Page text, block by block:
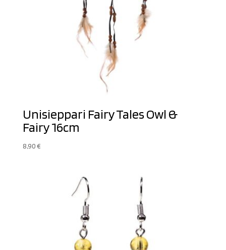
Unisieppari Fairy Tales Owl &
Fairy 16cm
8,90€